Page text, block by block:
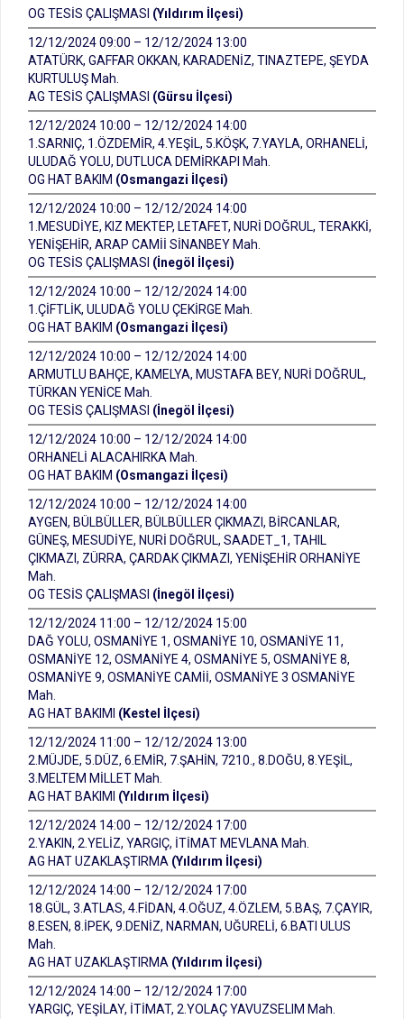
OG TESİS ÇALIŞMASI (Yıldırım İlçesi)
12/12/2024 09:00 – 12/12/2024 13:00
ATATÜRK, GAFFAR OKKAN, KARADENİZ, TINAZTEPE, ŞEYDA
KURTULUŞ Mah.
AG TESİS ÇALIŞMASI (Gürsu İlçesi)
12/12/2024 10:00 – 12/12/2024 14:00
1.SARNIÇ, 1.ÖZDEMİR, 4.YEŞİL, 5.KÖŞK, 7.YAYLA, ORHANELİ,
ULUDAĞ YOLU, DUTLUCA DEMİRKAPI Mah.
OG HAT BAKIM (Osmangazi İlçesi)
12/12/2024 10:00 – 12/12/2024 14:00
1.MESUDİYE, KIZ MEKTEP, LETAFET, NURİ DOĞRUL, TERAKKİ,
YENİŞEHİR, ARAP CAMİİ SİNANBEY Mah.
OG TESİS ÇALIŞMASI (İnegöl İlçesi)
12/12/2024 10:00 – 12/12/2024 14:00
1.ÇİFTLİK, ULUDAĞ YOLU ÇEKİRGE Mah.
OG HAT BAKIM (Osmangazi İlçesi)
12/12/2024 10:00 – 12/12/2024 14:00
ARMUTLU BAHÇE, KAMELYA, MUSTAFA BEY, NURİ DOĞRUL,
TÜRKAN YENİCE Mah.
OG TESİS ÇALIŞMASI (İnegöl İlçesi)
12/12/2024 10:00 – 12/12/2024 14:00
ORHANELİ ALACAHIRKA Mah.
OG HAT BAKIM (Osmangazi İlçesi)
12/12/2024 10:00 – 12/12/2024 14:00
AYGEN, BÜLBÜLLER, BÜLBÜLLER ÇIKMAZI, BİRCANLAR,
GÜNEŞ, MESUDİYE, NURİ DOĞRUL, SAADET_1, TAHIL
ÇIKMAZI, ZÜRRA, ÇARDAK ÇIKMAZI, YENİŞEHİR ORHANİYE
Mah.
OG TESİS ÇALIŞMASI (İnegöl İlçesi)
12/12/2024 11:00 – 12/12/2024 15:00
DAĞ YOLU, OSMANİYE 1, OSMANİYE 10, OSMANİYE 11,
OSMANİYE 12, OSMANİYE 4, OSMANİYE 5, OSMANİYE 8,
OSMANİYE 9, OSMANİYE CAMİİ, OSMANİYE 3 OSMANİYE
Mah.
AG HAT BAKIMI (Kestel İlçesi)
12/12/2024 11:00 – 12/12/2024 13:00
2.MÜJDE, 5.DÜZ, 6.EMİR, 7.ŞAHİN, 7210., 8.DOĞU, 8.YEŞİL,
3.MELTEM MİLLET Mah.
AG HAT BAKIMI (Yıldırım İlçesi)
12/12/2024 14:00 – 12/12/2024 17:00
2.YAKIN, 2.YELİZ, YARGIÇ, İTİMAT MEVLANA Mah.
AG HAT UZAKLAŞTIRMA (Yıldırım İlçesi)
12/12/2024 14:00 – 12/12/2024 17:00
18.GÜL, 3.ATLAS, 4.FİDAN, 4.OĞUZ, 4.ÖZLEM, 5.BAŞ, 7.ÇAYIR,
8.ESEN, 8.İPEK, 9.DENİZ, NARMAN, UĞURELİ, 6.BATI ULUS
Mah.
AG HAT UZAKLAŞTIRMA (Yıldırım İlçesi)
12/12/2024 14:00 – 12/12/2024 17:00
YARGIÇ, YEŞİLAY, İTİMAT, 2.YOLAÇ YAVUZSELIM Mah.